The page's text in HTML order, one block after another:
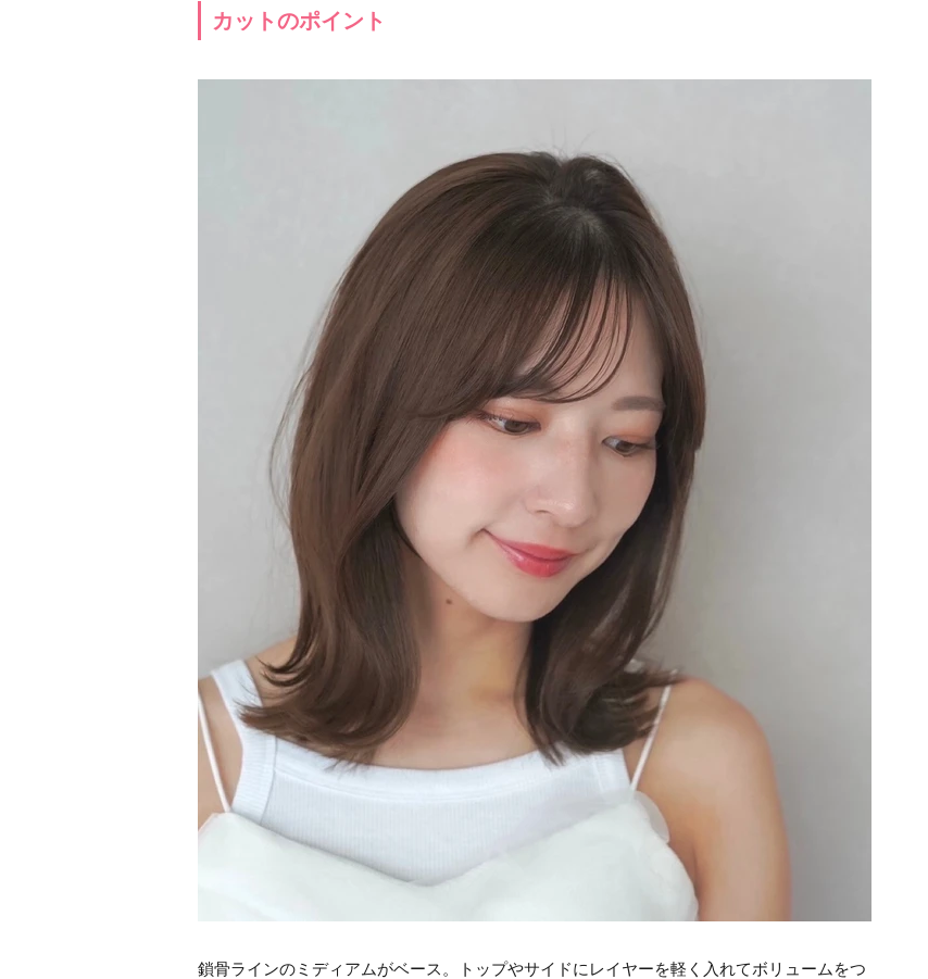
カットのポイント
鎖骨ラインのミディアムがベース。トップやサイドにレイヤーを軽く入れてボリュームをつ